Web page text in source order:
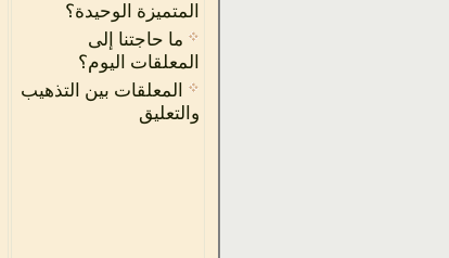
المتميزة الوحيدة؟
ما حاجتنا إلى
المعلقات اليوم؟
المعلقات بين التذهيب
والتعليق